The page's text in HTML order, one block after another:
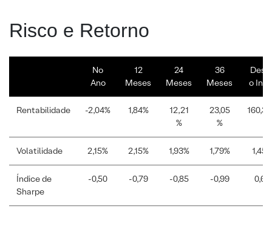
Risco e Retorno
No
Ano
12
Meses
24
Meses
36
Meses
o
Rentabilidade -2,04% 1,84%
12,21
%
23,05
%
Volatilidade 2,15% 2,15% 1,93% 1,79% 1,45%
Índice de
Sharpe
-0,50 -0,79 -0,85 -0,99 0,60